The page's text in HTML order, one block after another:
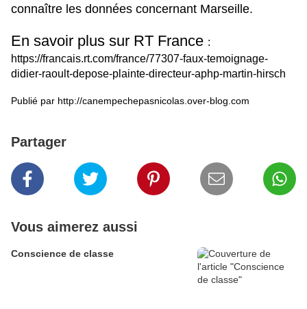
connaître les données concernant Marseille.
En savoir plus sur RT France :
https://francais.rt.com/france/77307-faux-temoignage-
didier-raoult-depose-plainte-directeur-aphp-martin-hirsch
Publié par http://canempechepasnicolas.over-blog.com
Partager
Vous aimerez aussi
Conscience de classe